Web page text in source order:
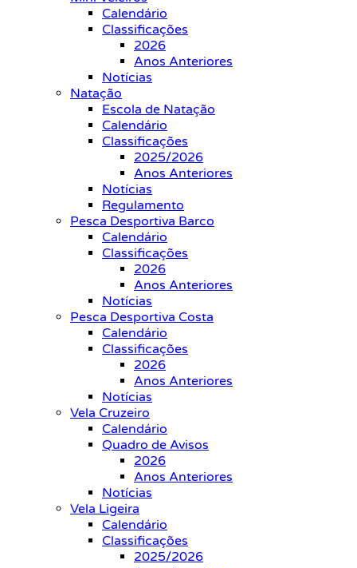
Calendário
Classificações
2026
Anos Anteriores
Notícias
Natação
Escola de Natação
Calendário
Classificações
2025/2026
Anos Anteriores
Notícias
Regulamento
Pesca Desportiva Barco
Calendário
Classificações
2026
Anos Anteriores
Notícias
Pesca Desportiva Costa
Calendário
Classificações
2026
Anos Anteriores
Notícias
Vela Cruzeiro
Calendário
Quadro de Avisos
2026
Anos Anteriores
Notícias
Vela Ligeira
Calendário
Classificações
2025/2026